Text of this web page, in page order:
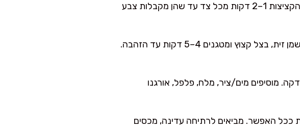
מחממים 2 כפות שמן זית במחבת רחבה. משחימים את הקציצות 1–2 דקות מכל צד עד שהן מקבלות צבע
באותה מחבת (זה הסוד לטעם מעלף) מוסיפים 2 כפות שמן זית, בצל קצוץ ומטגנים 4–5 דקות עד הזהבה.
מוסיפים מים/ציר, מלח, פלפל, אורגנו
האפשר. מביאים לרתיחה עדינה, מכסים